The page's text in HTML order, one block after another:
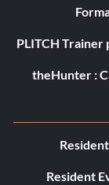
PLITCH Trainer
theHunter :
Resident